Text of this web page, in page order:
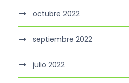
octubre 2022
septiembre 2022
julio 2022